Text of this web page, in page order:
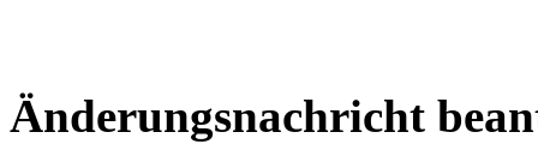
Änderungsnachricht